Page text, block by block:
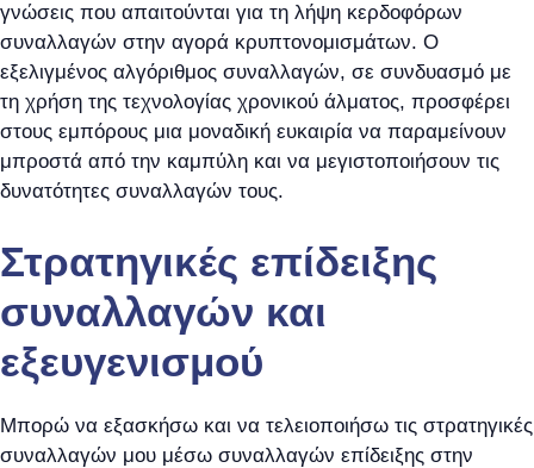
γνώσεις που απαιτούνται για τη λήψη κερδοφόρων
συναλλαγών στην αγορά κρυπτονομισμάτων. Ο
εξελιγμένος αλγόριθμος συναλλαγών, σε συνδυασμό με
τη χρήση της τεχνολογίας χρονικού άλματος, προσφέρει
στους εμπόρους μια μοναδική ευκαιρία να παραμείνουν
μπροστά από την καμπύλη και να μεγιστοποιήσουν τις
δυνατότητες συναλλαγών τους.
Στρατηγικές επίδειξης
συναλλαγών και
εξευγενισμού
Μπορώ να εξασκήσω και να τελειοποιήσω τις στρατηγικές
συναλλαγών μου μέσω συναλλαγών επίδειξης στην